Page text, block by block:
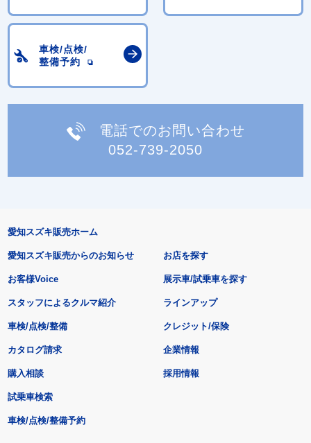
車検/点検/
整備予約
電話でのお問い合わせ
052-739-2050
愛知スズキ販売ホーム
愛知スズキ販売からのお知らせ
お客様Voice
スタッフによるクルマ紹介
お店を探す
展示車/試乗車を探す
ラインアップ
車検/点検/整備 クレジット/保険
カタログ請求
購入相談
試乗車検索
車検/点検/整備予約
企業情報
採用情報